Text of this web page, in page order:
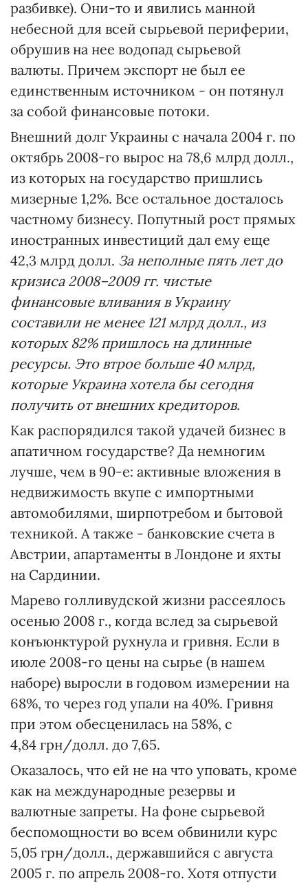
разбивке). Они-то и явились манной
небесной для всей сырьевой периферии,
обрушив на нее водопад сырьевой
валюты. Причем экспорт не был ее
единственным источником - он потянул
за собой финансовые потоки.
Внешний долг Украины с начала 2004 г. по
октябрь 2008-го вырос на 78,6 млрд долл.,
из которых на государство пришлись
мизерные 1,2%. Все остальное досталось
частному бизнесу. Попутный рост прямых
иностранных инвестиций дал ему еще
42,3 млрд долл. За неполные пять лет до
кризиса 2008–2009 гг. чистые
финансовые вливания в Украину
составили не менее 121 млрд долл., из
которых 82% пришлось на длинные
ресурсы. Это втрое больше 40 млрд,
которые Украина хотела бы сегодня
получить от внешних кредиторов.
Как распорядился такой удачей бизнес в
апатичном государстве? Да немногим
лучше, чем в 90-е: активные вложения в
недвижимость вкупе с импортными
автомобилями, ширпотребом и бытовой
техникой. А также - банковские счета в
Австрии, апартаменты в Лондоне и яхты
на Сардинии.
Марево голливудской жизни рассеялось
осенью 2008 г., когда вслед за сырьевой
конъюнктурой рухнула и гривня. Если в
июле 2008-го цены на сырье (в нашем
наборе) выросли в годовом измерении на
68%, то через год упали на 40%. Гривня
при этом обесценилась на 58%, с
4,84 грн/долл. до 7,65.
Оказалось, что ей не на что уповать, кроме
как на международные резервы и
валютные запреты. На фоне сырьевой
беспомощности во всем обвинили курс
5,05 грн/долл., державшийся с августа
2005 г. по апрель 2008-го. Хотя отпусти